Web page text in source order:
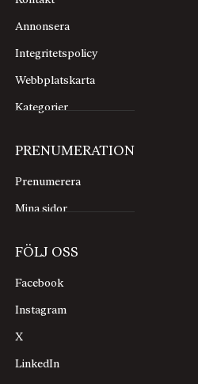
Annonsera
Integritetspolicy
Webbplatskarta
Kategorier
PRENUMERATION
Prenumerera
Mina sidor
FÖLJ OSS
Facebook
Instagram
X
LinkedIn